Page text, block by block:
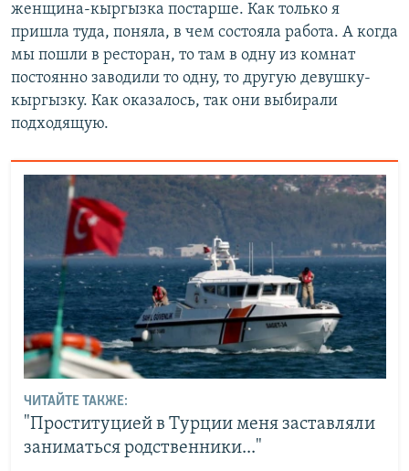
женщина-кыргызка постарше. Как только я
пришла туда, поняла, в чем состояла работа. А когда
мы пошли в ресторан, то там в одну из комнат
постоянно заводили то одну, то другую девушку-
кыргызку. Как оказалось, так они выбирали
подходящую.
ЧИТАЙТЕ ТАКЖЕ:
"Проституцией в Турции меня заставляли
заниматься родственники..."